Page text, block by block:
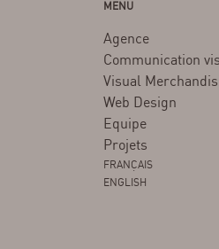
MENU
Agence
Communication
Visual
Web Design
Equipe
Projets
FRANÇAIS
ENGLISH